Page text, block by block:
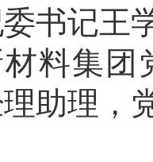
书记王
料集团
助理，